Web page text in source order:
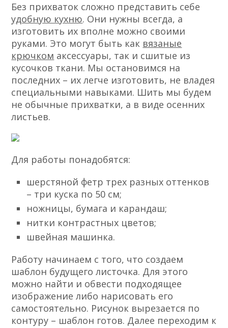
Без прихваток сложно представить себе
удобную кухню. Они нужны всегда, а
изготовить их вполне можно своими
руками. Это могут быть как вязаные
крючком аксессуары, так и сшитые из
кусочков ткани. Мы остановимся на
последних – их легче изготовить, не владея
специальными навыками. Шить мы будем
не обычные прихватки, а в виде осенних
листьев.
Для работы понадобятся:
шерстяной фетр трех разных оттенков
– три куска по 50 см;
ножницы, бумага и карандаш;
нитки контрастных цветов;
швейная машинка.
Работу начинаем с того, что создаем
шаблон будущего листочка. Для этого
можно найти и обвести подходящее
изображение либо нарисовать его
самостоятельно. Рисунок вырезается по
контуру – шаблон готов. Далее переходим к